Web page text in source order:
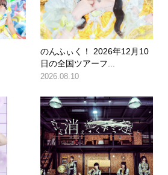
のんふぃく！ 2026年12月10
日の全国ツアーフ...
2026.08.10